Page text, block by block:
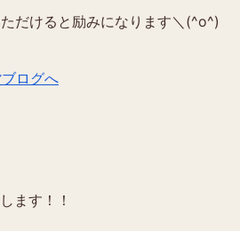
だけると励みになります＼(^o^)
ます！！